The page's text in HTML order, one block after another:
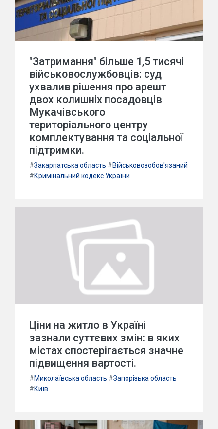
"Затримання" більше 1,5 тисячі
військовослужбовців: суд
ухвалив рішення про арешт
двох колишніх посадовців
Мукачівського
територіального центру
комплектування та соціальної
підтримки.
#Закарпатська область #Військовозобов'язаний
#Кримінальний кодекс України
Ціни на житло в Україні
зазнали суттєвих змін: в яких
містах спостерігається значне
підвищення вартості.
#Миколаївська область #Запорізька область
#Київ